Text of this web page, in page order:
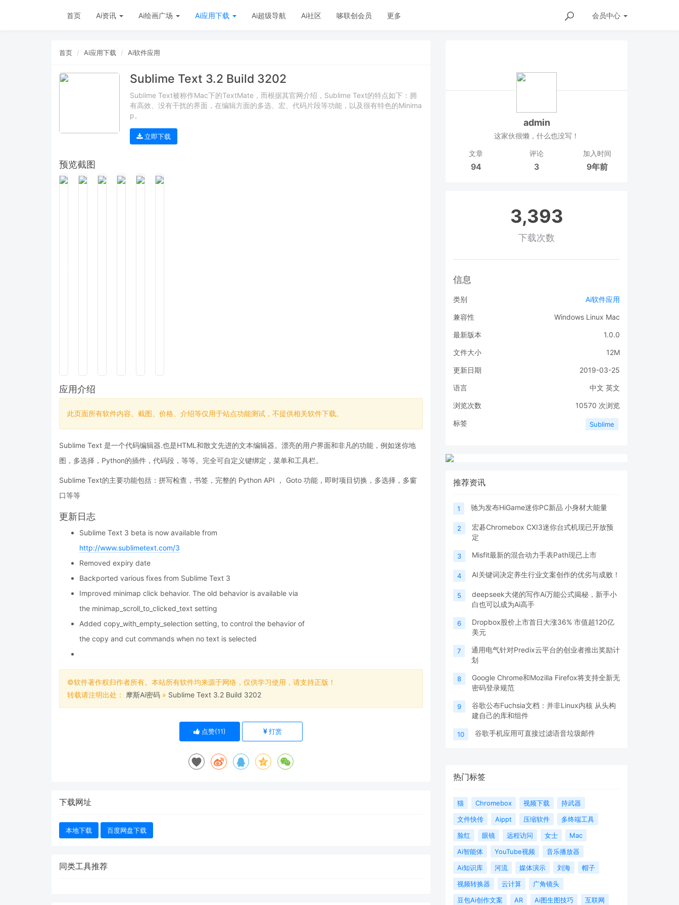
会员中心
首页 Ai资讯 Ai绘画广场 Ai应用下载 Ai超级导航 Ai社区 哆联创会员 更多
首页 Ai应用下载 Ai软件应用
Sublime Text 3.2 Build 3202
Sublime Text被称作Mac下的TextMate，而根据其官网介绍，Sublime Text的特点如下：拥
有高效、没有干扰的界面，在编辑方面的多选、宏、代码片段等功能，以及很有特色的Minima
p。
立即下载
预览截图
应用介绍
此页面所有软件内容、截图、价格、介绍等仅用于站点功能测试，不提供相关软件下载。
Sublime Text 是一个代码编辑器.也是HTML和散文先进的文本编辑器。漂亮的用户界面和非凡的功能，例如迷你地
图，多选择，Python的插件，代码段，等等。完全可自定义键绑定，菜单和工具栏。
Sublime Text的主要功能包括：拼写检查，书签，完整的 Python API ， Goto 功能，即时项目切换，多选择，多窗
口等等
更新日志
Sublime Text 3 beta is now available from
http://www.sublimetext.com/3
Removed expiry date
Backported various fixes from Sublime Text 3
Improved minimap click behavior. The old behavior is available via
the minimap_scroll_to_clicked_text setting
Added copy_with_empty_selection setting, to control the behavior of
the copy and cut commands when no text is selected
©软件著作权归作者所有。本站所有软件均来源于网络，仅供学习使用，请支持正版！
转载请注明出处： 摩斯Ai密码 » Sublime Text 3.2 Build 3202
点赞(11) 打赏
下载网址
本地下载 百度网盘下载
同类工具推荐
admin
这家伙很懒，什么也没写！
文章
94
评论
3
加入时间
9年前
3,393
下载次数
信息
类别 Ai软件应用
兼容性 Windows Linux Mac
最新版本 1.0.0
文件大小 12M
更新日期 2019-03-25
语言 中文 英文
浏览次数 10570 次浏览
标签 Sublime
推荐资讯
1 驰为发布HiGame迷你PC新品 小身材大能量
2
宏碁Chromebox CXI3迷你台式机现已开放预
定
3 Misfit最新的混合动力手表Path现已上市
4 AI关键词决定养生行业文案创作的优劣与成败！
5
deepseek大佬的写作Ai万能公式揭秘，新手小
白也可以成为Ai高手
6
Dropbox股价上市首日大涨36% 市值超120亿
美元
7
通用电气针对Predix云平台的创业者推出奖励计
划
8
Google Chrome和Mozilla Firefox将支持全新无
密码登录规范
9
谷歌公布Fuchsia文档：并非Linux内核 从头构
建自己的库和组件
10 谷歌手机应用可直接过滤语音垃圾邮件
热门标签
猫 Chromebox 视频下载
持武器
文件快传
Aippt 压缩软件
多终端工具
脸红
眼镜 远程访问 女士
Mac
Ai智能体
YouTube视频
音乐播放器
Ai知识库
河流 媒体演示 刘海
帽子
视频转换器
云计算
广角镜头
豆包Ai创作文案
AR Ai图生图技巧 互联网